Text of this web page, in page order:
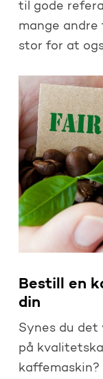
til gode
mange andre
stor for at
Bestill en
din
Synes du
på